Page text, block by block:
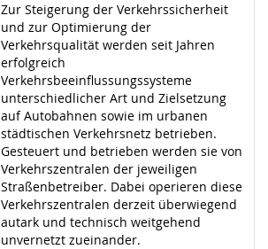
Zur Steigerung der Verkehrssicherheit
und zur Optimierung der
Verkehrsqualität werden seit Jahren
erfolgreich
Verkehrsbeeinflussungssysteme
unterschiedlicher Art und Zielsetzung
auf Autobahnen sowie im urbanen
städtischen Verkehrsnetz betrieben.
Gesteuert und betrieben werden sie von
Verkehrszentralen der jeweiligen
Straßenbetreiber. Dabei operieren diese
Verkehrszentralen derzeit überwiegend
autark und technisch weitgehend
unvernetzt zueinander.